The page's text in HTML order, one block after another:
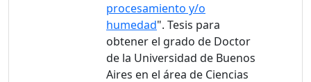
procesamiento y/o
humedad". Tesis para
obtener el grado de Doctor
de la Universidad de Buenos
Aires en el área de Ciencias